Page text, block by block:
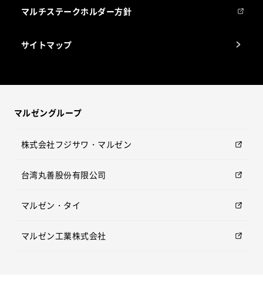
マルチステークホルダー方針
サイトマップ
マルゼングループ
株式会社フジサワ・マルゼン
台湾丸善股份有限公司
マルゼン・タイ
マルゼン工業株式会社